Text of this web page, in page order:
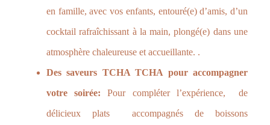
en famille, avec vos enfants, entouré(e) d’amis, d’un
cocktail rafraîchissant à la main, plongé(e) dans une
atmosphère chaleureuse et accueillante. .
Des saveurs TCHA TCHA pour accompagner
votre soirée:Pour compléter l’expérience, de
délicieux plats accompagnés de boissons